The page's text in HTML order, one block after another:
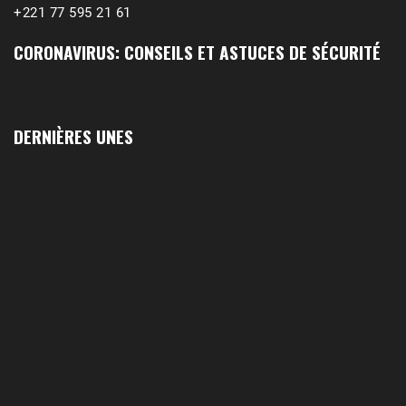
+221 77 595 21 61
CORONAVIRUS: CONSEILS ET ASTUCES DE SÉCURITÉ
DERNIÈRES UNES